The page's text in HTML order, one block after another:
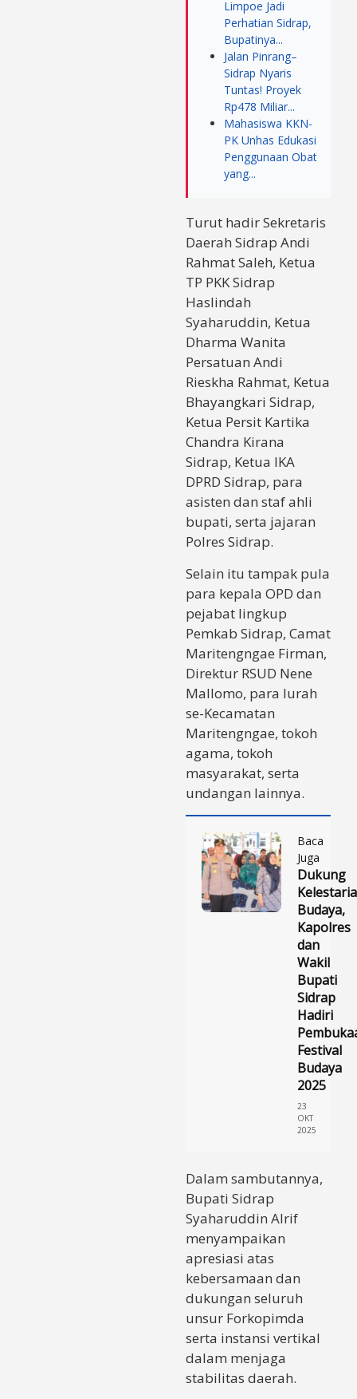
Limpoe Jadi
Perhatian Sidrap,
Bupatinya...
Jalan Pinrang–
Sidrap Nyaris
Tuntas! Proyek
Rp478 Miliar...
Mahasiswa KKN-
PK Unhas Edukasi
Penggunaan Obat
yang...
Turut hadir Sekretaris
Daerah Sidrap Andi
Rahmat Saleh, Ketua
TP PKK Sidrap
Haslindah
Syaharuddin, Ketua
Dharma Wanita
Persatuan Andi
Rieskha Rahmat, Ketua
Bhayangkari Sidrap,
Ketua Persit Kartika
Chandra Kirana
Sidrap, Ketua IKA
DPRD Sidrap, para
asisten dan staf ahli
bupati, serta jajaran
Polres Sidrap.
Selain itu tampak pula
para kepala OPD dan
pejabat lingkup
Pemkab Sidrap, Camat
Maritengngae Firman,
Direktur RSUD Nene
Mallomo, para lurah
se-Kecamatan
Maritengngae, tokoh
agama, tokoh
masyarakat, serta
undangan lainnya.
Baca
Juga
Dukung
Budaya,
Kapolres
dan
Wakil
Bupati
Sidrap
Hadiri
Festival
Budaya
2025
23
OKT
2025
Dalam sambutannya,
Bupati Sidrap
Syaharuddin Alrif
menyampaikan
apresiasi atas
kebersamaan dan
dukungan seluruh
unsur Forkopimda
serta instansi vertikal
dalam menjaga
stabilitas daerah.